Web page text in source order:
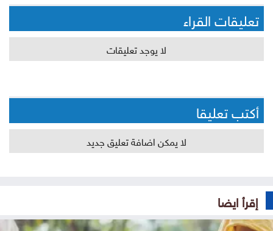
تعليقات القراء
لا يوجد تعليقات
أكتب تعليقا
لا يمكن اضافة تعليق جديد
إقرأ ايضا